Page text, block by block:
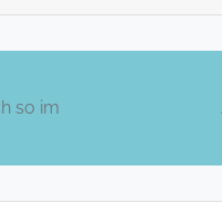
so im